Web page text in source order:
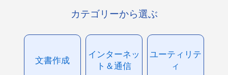
カテゴリーから選ぶ
文書作成
インターネッ
ト＆通信
ユーティリテ
ィ